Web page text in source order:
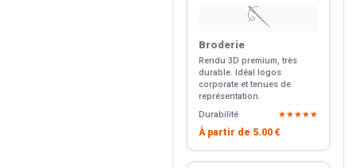
🪡
Broderie
Rendu 3D premium, très
durable. Idéal logos
corporate et tenues de
représentation.
Durabilité
★★★★★
À partir de 5.00 €